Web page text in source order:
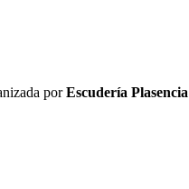
porEscudería Plasencia